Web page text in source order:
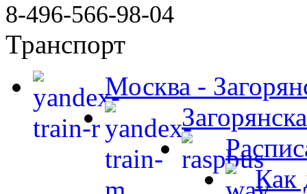
8-496-566-98-04
Транспорт
Москва -
Как